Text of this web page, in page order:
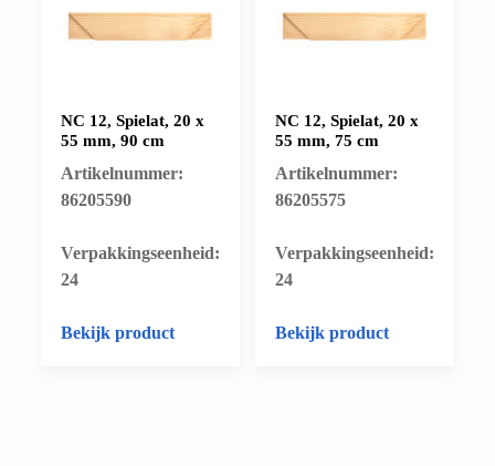
NC 12, Spielat, 20 x
55 mm, 90 cm
Artikelnummer:
86205590
​Verpakkingseenheid:
24
Bekijk product
NC 12, Spielat, 20 x
55 mm, 75 cm
Artikelnummer:
86205575
​Verpakkingseenheid:
24
Bekijk product